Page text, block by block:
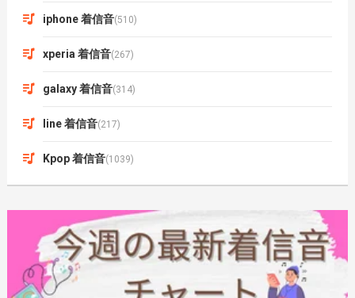
iphone 着信音(510)
xperia 着信音(267)
galaxy 着信音(314)
line 着信音(217)
Kpop 着信音(1039)